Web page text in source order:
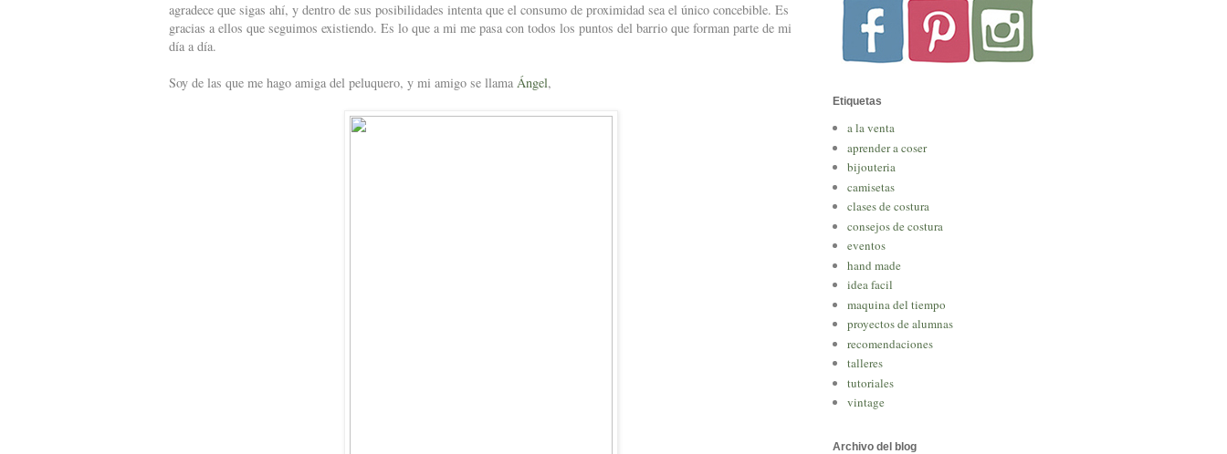
agradece que sigas ahí, y dentro de sus posibilidades intenta que el consumo de proximidad sea el único concebible. Es
gracias a ellos que seguimos existiendo. Es lo que a mi me pasa con todos los puntos del barrio que forman parte de mi
día a día.
Soy de las que me hago amiga del peluquero, y mi amigo se llama Ángel,
Etiquetas
a la venta
aprender a coser
bijouteria
camisetas
clases de costura
consejos de costura
eventos
hand made
idea facil
maquina del tiempo
proyectos de alumnas
recomendaciones
talleres
tutoriales
vintage
Archivo del blog